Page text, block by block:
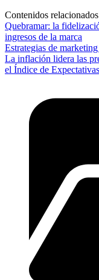
Contenidos relacionados
Quebramar: la
ingresos de la marca
Estrategias de
La inflación lidera las
el Índice de